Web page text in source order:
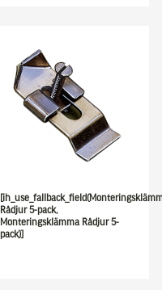
Rådjur 5-pack,
Monteringsklämma Rådjur 5-
pack)]